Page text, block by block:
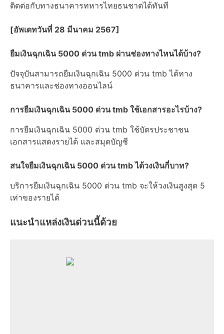
ติดต่อกับทางธนาคารทหารไทยธนชาตได้ทันที
[อัพเดทวันที่ 28 มีนาคม 2567]
ยืมเงินฉุกเฉิน 5000 ด่วน tmb ผ่านช่องทางไหนได้บ้าง?
ปัจจุบันสามารถยืมเงินฉุกเฉิน 5000 ด่วน tmb ได้ทาง
ธนาคารและช่องทางออนไลน์
การยืมเงินฉุกเฉิน 5000 ด่วน tmb ใช้เอกสารอะไรบ้าง?
การยืมเงินฉุกเฉิน 5000 ด่วน tmb ใช้บัตรประชาชน
เอกสารแสดงรายได้ และสมุดบัญชี
สนใจยืมเงินฉุกเฉิน 5000 ด่วน tmb ได้วงเงินกี่บาท?
บริการยืมเงินฉุกเฉิน 5000 ด่วน tmb จะให้วงเงินสูงสุด 5
เท่าของรายได้
แนะนำแหล่งเงินด่วนนี้ด้วย